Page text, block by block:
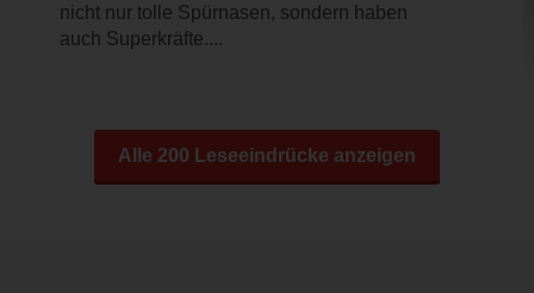
nicht nur tolle Spürnasen, sondern haben
auch Superkräfte....
Alle 200 Leseeindrücke anzeigen